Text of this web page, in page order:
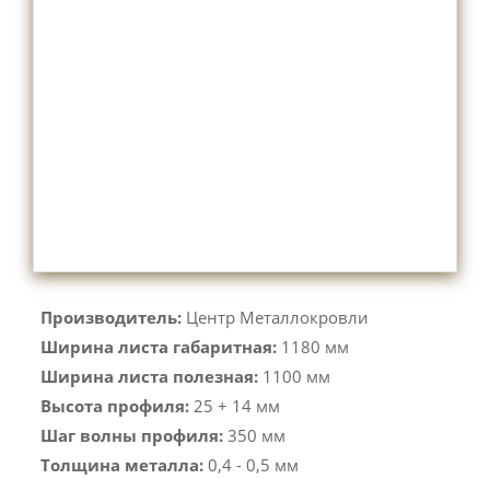
Производитель: Центр Металлокровли
Ширина листа габаритная: 1180 мм
Ширина листа полезная: 1100 мм
Высота профиля: 25 + 14 мм
Шаг волны профиля: 350 мм
Толщина металла: 0,4 - 0,5 мм